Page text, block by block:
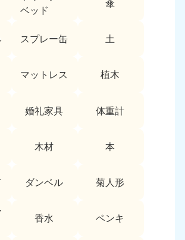
ベッド
傘
スプレー缶 土
マットレス 植木
婚礼家具 体重計
木材 本
ダンベル 菊人形
香水 ペンキ
中無休
5255
中無休
050-1881-5259
9:00〜19:00 年中無休
長野県
5258
中無休
050-1881-5261
9:00〜19:00 年中無休
5262
山梨県